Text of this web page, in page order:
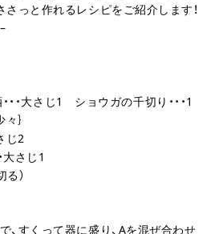
さっと作れるレシピをご紹介します！
・・大さじ1 ショウガの千切り・・・1
｝
じ2
大さじ1
る）
すくって器に盛り、Aを混ぜ合わせ